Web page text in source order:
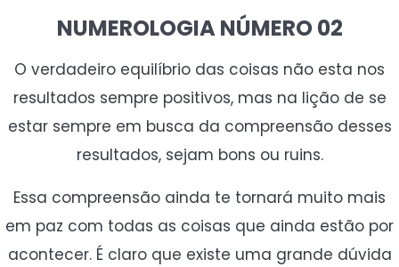
NUMEROLOGIA NÚMERO 02
O verdadeiro equilíbrio das coisas não esta nos
resultados sempre positivos, mas na lição de se
estar sempre em busca da compreensão desses
resultados, sejam bons ou ruins.
Essa compreensão ainda te tornará muito mais
em paz com todas as coisas que ainda estão por
acontecer. É claro que existe uma grande dúvida